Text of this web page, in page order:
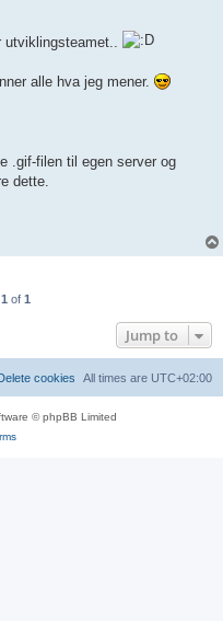
utviklingsteamet..
alle hva jeg mener.
.gif-filen til egen server og
dette.
1 of 1
Jump to
All times are UTC+02:00
cookies
© phpBB Limited